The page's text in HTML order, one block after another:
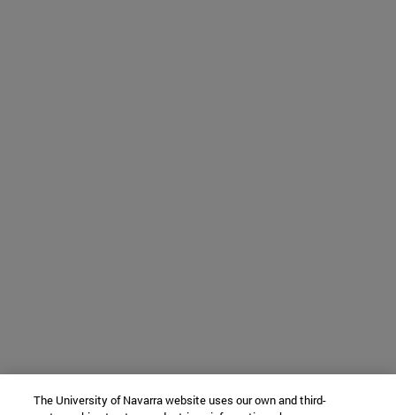
The University of Navarra website uses our own and third-